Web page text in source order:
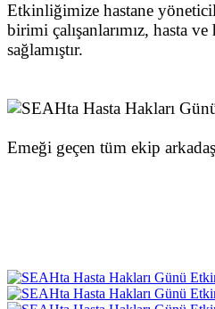
Etkinliğimize hastane
birimi çalışanlarımız, hasta ve
sağlamıştır.
Emeği geçen tüm ekip